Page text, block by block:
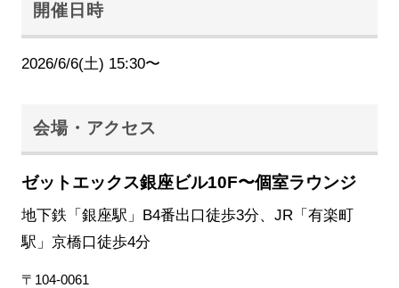
開催日時
2026/6/6(土) 15:30〜
会場・アクセス
ゼットエックス銀座ビル10F〜個室ラウンジ
地下鉄「銀座駅」B4番出口徒歩3分、JR「有楽町
駅」京橋口徒歩4分
〒104-0061